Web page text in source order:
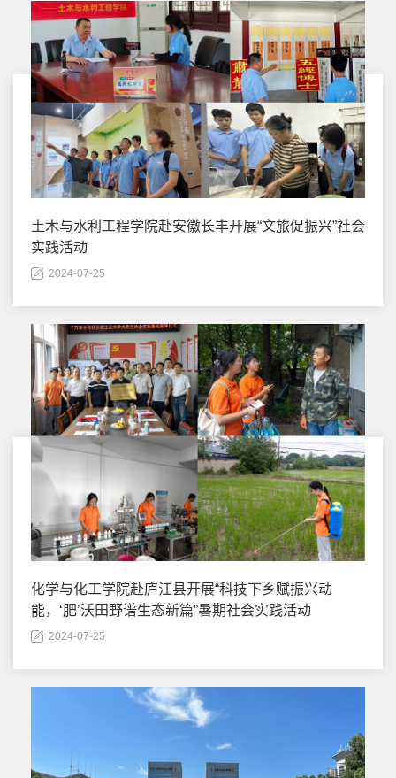
土木与水利工程学院赴安徽长丰开展“文旅促振兴”社会
实践活动
2024-07-25
化学与化工学院赴庐江县开展“科技下乡赋振兴动
能，‘肥’沃田野谱生态新篇”暑期社会实践活动
2024-07-25